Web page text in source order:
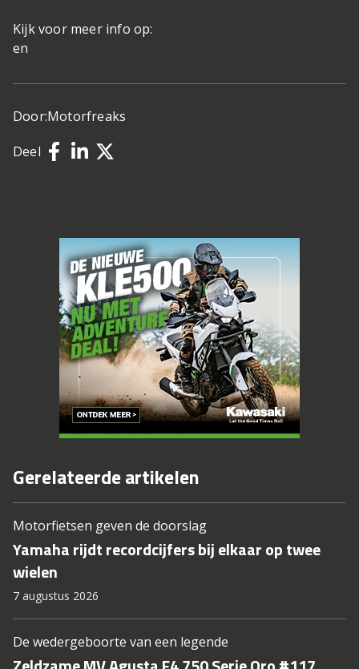
Kijk voor meer info op:
en
Door:Motorfreaks
Deel
Gerelateerde artikelen
Motorfietsen geven de doorslag
Yamaha rijdt recordcijfers bij elkaar op twee
wielen
7 augustus 2026
De wedergeboorte van een legende